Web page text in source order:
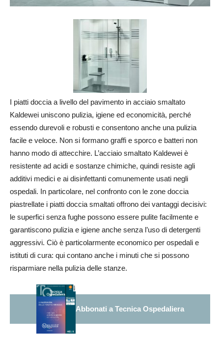
I piatti doccia a livello del pavimento in acciaio smaltato
Kaldewei uniscono pulizia, igiene ed economicità, perché
essendo durevoli e robusti e consentono anche una pulizia
facile e veloce. Non si formano graffi e sporco e batteri non
hanno modo di attecchire. L’acciaio smaltato Kaldewei è
resistente ad acidi e sostanze chimiche, quindi resiste agli
additivi medici e ai disinfettanti comunemente usati negli
ospedali. In particolare, nel confronto con le zone doccia
piastrellate i piatti doccia smaltati offrono dei vantaggi decisivi:
le superfici senza fughe possono essere pulite facilmente e
garantiscono pulizia e igiene anche senza l’uso di detergenti
aggressivi. Ciò è particolarmente economico per ospedali e
istituti di cura: qui contano anche i minuti che si possono
risparmiare nella pulizia delle stanze.
Abbonati a Tecnica Ospedaliera